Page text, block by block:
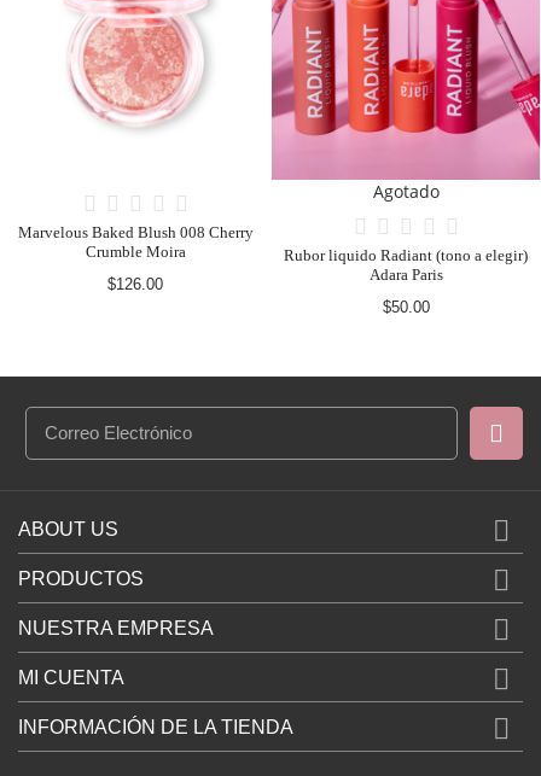
Agotado
Rubor liquido Radiant (tono a elegir)
Adara Paris
Soft Blush Balm 001 All that! Moira
$115.00
ABOUT US 
PRODUCTOS 
NUESTRA EMPRESA 
MI CUENTA 
INFORMACIÓN DE LA TIENDA 